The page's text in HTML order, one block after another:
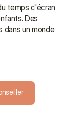
temps d'écran
Des
dans un monde